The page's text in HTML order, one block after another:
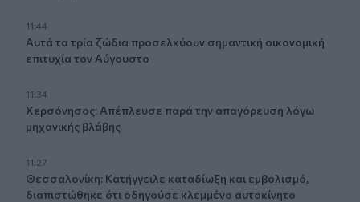
11:44
Αυτά τα τρία ζώδια προσελκύουν σημαντική οικονομική
επιτυχία τον Αύγουστο
11:34
Χερσόνησος: Απέπλευσε παρά την απαγόρευση λόγω
μηχανικής βλάβης
11:27
Θεσσαλονίκη: Κατήγγειλε καταδίωξη και εμβολισμό,
διαπιστώθηκε ότι οδηγούσε κλεμμένο αυτοκίνητο